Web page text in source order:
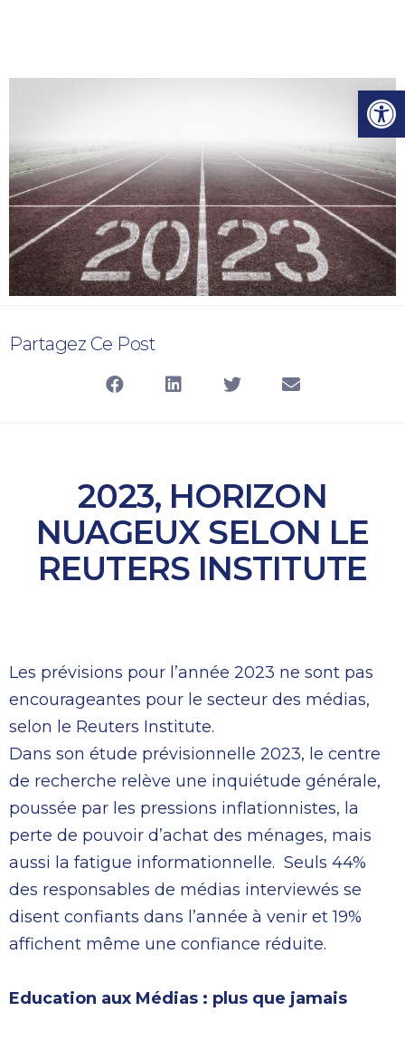
Ouvrir
Partagez Ce Post
2023, HORIZON
NUAGEUX SELON LE
REUTERS INSTITUTE
Les prévisions pour l’année 2023 ne sont pas
encourageantes pour le secteur des médias,
selon le Reuters Institute.
Dans son étude prévisionnelle 2023, le centre
de recherche relève une inquiétude générale,
poussée par les pressions inflationnistes, la
perte de pouvoir d’achat des ménages, mais
aussi la fatigue informationnelle. Seuls 44%
des responsables de médias interviewés se
disent confiants dans l’année à venir et 19%
affichent même une confiance réduite.
Education aux Médias : plus que jamais